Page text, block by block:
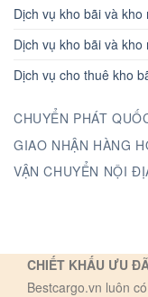
Dịch vụ kho bãi và
Dịch vụ kho bãi và
Dịch vụ cho thuê kho
CHUYỂN PHÁT
GIAO NHẬN HÀNG
VẬN CHUYỂN NỘI
CHIẾT KHẤU ƯU
Bestcargo.vn luôn